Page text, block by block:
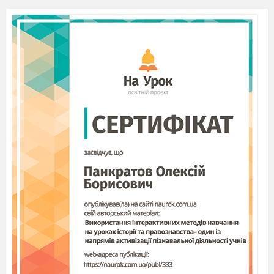
місячного віку), поросят — з перших днів життя до 20-денного віку, лошат
— з перших днів життя, курчат — від 1 до 90-денного віку, а також у період
яйцевідкладання, хутрових звірів — у віці 1 – 5 днів, значно рідше — у 6 –
10-денному віці.
У поросят до відділення від свиноматки, а також упродовж
наступних 2 – 3 тижнів колібактеріоз може спостерігатися у формі
набрякової хвороби.
Колібактеріоз з’являється, як правило, без занесення збудника хвороби
ззовні й може набувати масового поширення зі значною загибеллю
молодняку. У виникненні цієї хвороби вирішальне значення мають такі
фактори, як неповноцінна годівля та неправильне утримання вагітних самок;
порушення санітарних вимог під час родів; затримка при випоюванні
молозива і низька його якість; відхилення від нормативних параметрів
вирощування новонароджених тварин; невиконання ветеринарно-санітарних
заходів обслуговуючим персоналом.
Джерелом збудника інфекції є хворі та перехворілі тварини, а також матері
— носії патогенних серотипів кишкової палички, які з фекаліями, іноді з
сечею, виділяють у навколишнє середовище знач
хвороби. Факторами передавання збудника можуть бути предмети догляду,
посуд, повітря, одяг та взуття обслуговуючого персоналу, контаміновані
виділеннями хворих тварин, а також мухи, воші, миші, щури, коти, різні
види птахів (механічні переносники збудника). Основний шлях зараження —
аліментарний, під час випоювання забрудненого кишковими паличками
молозива, води, ссання забрудненого вим’я, облизування контамінованих
ешерихіями предметів (годівниць, стін, кліток), особливо до першого ссання
чи випоювання молозива.Можливе внутрішньоутробне зараження та
народження інфікованих тварин.
У разі інфікування через травний канал розвивається ентеритна форма
хвороби, при зараженні через слизові оболонки носа, лімфо глоткове кільце,
пуповину — септична форма.
Патогенез.
Після проникнення в організм аліментарним шляхом ешерихії,
що мають адгезивний піл-антиген, прилипають до епітеліальних клітин
ворсинок слизової оболонки тонкого відділу кишок, розмножуються в його
передньому відділі та сичузі, спричинюють гостре запалення, що призводить